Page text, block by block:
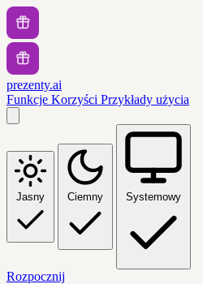
prezenty.ai
Funkcje Korzyści Przykłady użycia
Jasny Ciemny Systemowy
Rozpocznij